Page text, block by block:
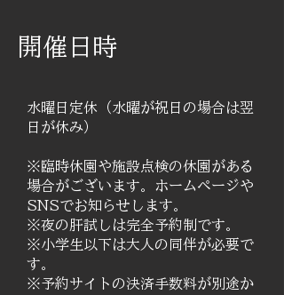
開催日時
水曜日定休（水曜が祝日の場合は翌
日が休み）​
※臨時休園や施設点検の休園がある
場合がございます。ホームページや
SNSでお知らせします。
※夜の肝試しは完全予約制です。
※小学生以下は大人の同伴が必要で
す。
※予約サイトの決済手数料が別途か